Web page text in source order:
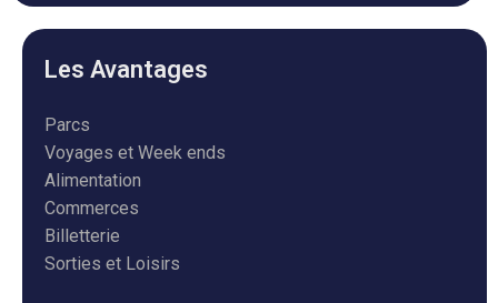
Les Avantages
Parcs
Voyages et Week ends
Alimentation
Commerces
Billetterie
Sorties et Loisirs